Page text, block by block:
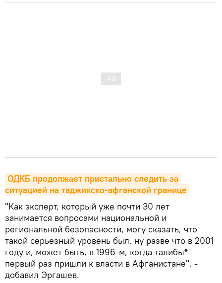
ОДКБ продолжает пристально следить за
ситуацией на таджикско-афганской границе
"Как эксперт, который уже почти 30 лет
занимается вопросами национальной и
региональной безопасности, могу сказать, что
такой серьезный уровень был, ну разве что в 2001
году и, может быть, в 1996-м, когда талибы*
первый раз пришли к власти в Афганистане", -
добавил Эргашев.